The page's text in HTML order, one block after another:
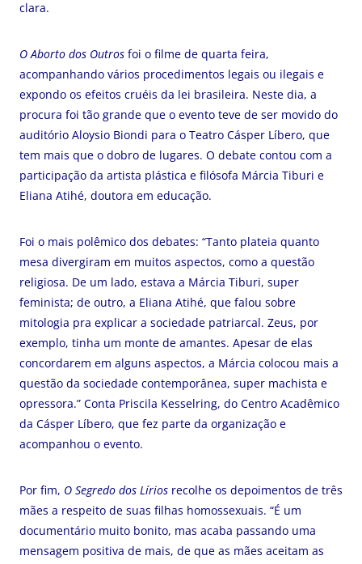
clara.
O Aborto dos Outros foi o filme de quarta feira,
acompanhando vários procedimentos legais ou ilegais e
expondo os efeitos cruéis da lei brasileira. Neste dia, a
procura foi tão grande que o evento teve de ser movido do
auditório Aloysio Biondi para o Teatro Cásper Líbero, que
tem mais que o dobro de lugares. O debate contou com a
participação da artista plástica e filósofa Márcia Tiburi e
Eliana Atihé, doutora em educação.
Foi o mais polêmico dos debates: “Tanto plateia quanto
mesa divergiram em muitos aspectos, como a questão
religiosa. De um lado, estava a Márcia Tiburi, super
feminista; de outro, a Eliana Atihé, que falou sobre
mitologia pra explicar a sociedade patriarcal. Zeus, por
exemplo, tinha um monte de amantes. Apesar de elas
concordarem em alguns aspectos, a Márcia colocou mais a
questão da sociedade contemporânea, super machista e
opressora.” Conta Priscila Kesselring, do Centro Acadêmico
da Cásper Líbero, que fez parte da organização e
acompanhou o evento.
Por fim, O Segredo dos Lírios recolhe os depoimentos de três
mães a respeito de suas filhas homossexuais. “É um
documentário muito bonito, mas acaba passando uma
mensagem positiva de mais, de que as mães aceitam as